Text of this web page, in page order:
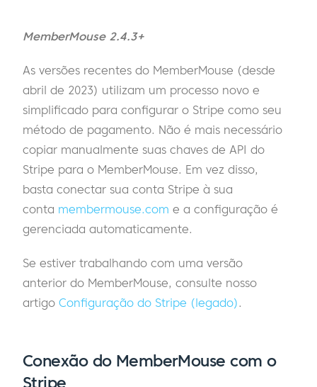
MemberMouse 2.4.3+
As versões recentes do MemberMouse (desde
abril de 2023) utilizam um processo novo e
simplificado para configurar o Stripe como seu
método de pagamento. Não é mais necessário
copiar manualmente suas chaves de API do
Stripe para o MemberMouse. Em vez disso,
basta conectar sua conta Stripe à sua
conta membermouse.com e a configuração é
gerenciada automaticamente.
Se estiver trabalhando com uma versão
anterior do MemberMouse, consulte nosso
artigo Configuração do Stripe (legado).
Conexão do MemberMouse com o
Stripe